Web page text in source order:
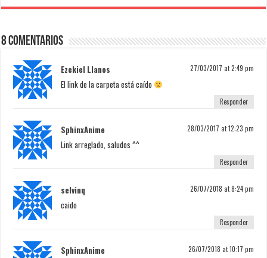
8 Comentarios
Ezekiel Llanos 27/03/2017 at 2:49 pm
El link de la carpeta está caído
Responder
SphinxAnime 28/03/2017 at 12:23 pm
Link arreglado, saludos ^^
Responder
selvinq 26/07/2018 at 8:24 pm
caido
Responder
SphinxAnime 26/07/2018 at 10:17 pm